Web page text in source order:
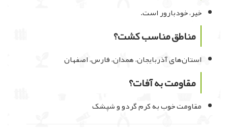
خیر، خودبارور است.
مناطق مناسب کشت؟
استان‌های آذربایجان، همدان، فارس، اصفهان
مقاومت به آفات؟
مقاومت خوب به کرم گردو و شپشک